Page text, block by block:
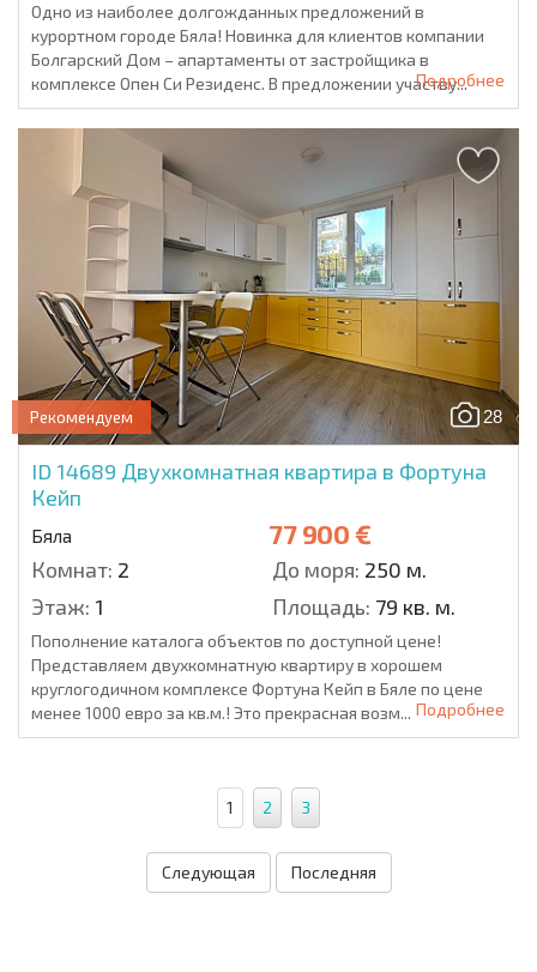
Одно из наиболее долгожданных предложений в
курортном городе Бяла! Новинка для клиентов компании
Болгарский Дом – апартаменты от застройщика в
комплексе Опен Си Резиденс. В предложении участву...
Подробнее
28
Рекомендуем
ID 14689 Двухкомнатная квартира в Фортуна
Кейп
Бяла 77 900 €
Комнат: 2 До моря: 250 м.
Этаж: 1 Площадь: 79 кв. м.
Пополнение каталога объектов по доступной цене!
Представляем двухкомнатную квартиру в хорошем
круглогодичном комплексе Фортуна Кейп в Бяле по цене
менее 1000 евро за кв.м.! Это прекрасная возм... Подробнее
1 2 3
Следующая Последняя